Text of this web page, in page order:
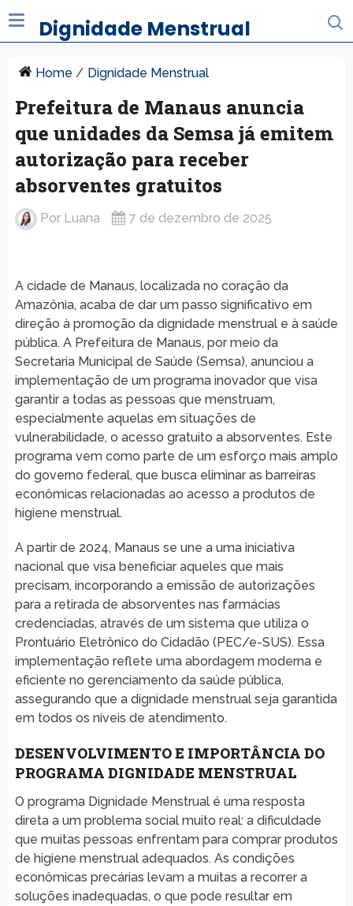
Dignidade Menstrual
Home / Dignidade Menstrual
Prefeitura de Manaus anuncia
que unidades da Semsa já emitem
autorização para receber
absorventes gratuitos
Por Luana 7 de dezembro de 2025
A cidade de Manaus, localizada no coração da
Amazônia, acaba de dar um passo significativo em
direção à promoção da dignidade menstrual e à saúde
pública. A Prefeitura de Manaus, por meio da
Secretaria Municipal de Saúde (Semsa), anunciou a
implementação de um programa inovador que visa
garantir a todas as pessoas que menstruam,
especialmente aquelas em situações de
vulnerabilidade, o acesso gratuito a absorventes. Este
programa vem como parte de um esforço mais amplo
do governo federal, que busca eliminar as barreiras
econômicas relacionadas ao acesso a produtos de
higiene menstrual.
A partir de 2024, Manaus se une a uma iniciativa
nacional que visa beneficiar aqueles que mais
precisam, incorporando a emissão de autorizações
para a retirada de absorventes nas farmácias
credenciadas, através de um sistema que utiliza o
Prontuário Eletrônico do Cidadão (PEC/e-SUS). Essa
implementação reflete uma abordagem moderna e
eficiente no gerenciamento da saúde pública,
assegurando que a dignidade menstrual seja garantida
em todos os níveis de atendimento.
DESENVOLVIMENTO E IMPORTÂNCIA DO
PROGRAMA DIGNIDADE MENSTRUAL
O programa Dignidade Menstrual é uma resposta
direta a um problema social muito real: a dificuldade
que muitas pessoas enfrentam para comprar produtos
de higiene menstrual adequados. As condições
econômicas precárias levam a muitas a recorrer a
soluções inadequadas, o que pode resultar em